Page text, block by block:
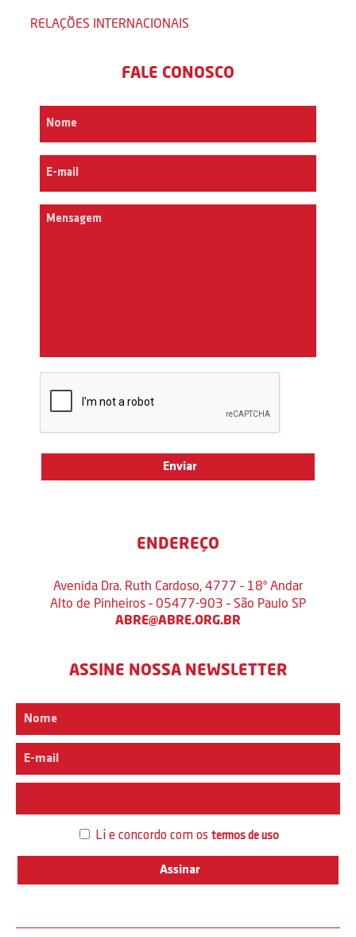
RELAÇÕES INTERNACIONAIS
FALE CONOSCO
ENDEREÇO
Avenida Dra. Ruth Cardoso, 4777 – 18º Andar
Alto de Pinheiros – 05477-903 – São Paulo SP
ABRE@ABRE.ORG.BR
ASSINE NOSSA NEWSLETTER
Li e concordo com os termos de uso